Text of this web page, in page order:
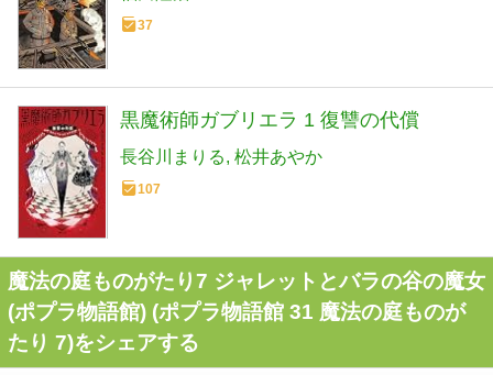
37
黒魔術師ガブリエラ 1 復讐の代償
長谷川まりる 松井あやか
107
魔法の庭ものがたり7 ジャレットとバラの谷の魔女
(ポプラ物語館) (ポプラ物語館 31 魔法の庭ものが
たり 7)をシェアする